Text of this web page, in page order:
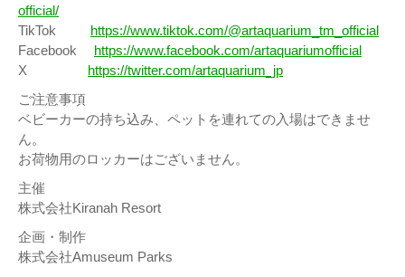
official/
TikTok
https://www.tiktok.com/@artaquarium_tm_official
Facebook
https://www.facebook.com/artaquariumofficial
X
https://twitter.com/artaquarium_jp
ご注意事項
ベビーカーの持ち込み、ペットを連れての入場はできませ
ん。
お荷物用のロッカーはございません。
主催
株式会社Kiranah Resort
企画・制作
株式会社Amuseum Parks